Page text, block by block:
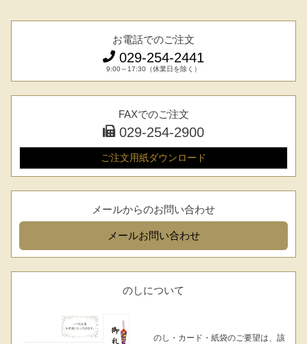
029-254-2441
受付：9:00～17:30 (日曜日を除く)
お問合せフォーム
お電話でのご注文
029-254-2441
9:00～17:30（休業日を除く）
FAXでのご注文
029-254-2900
ご注文用紙ダウンロード
メールからのお問い合わせ
メールお問い合わせ
のしについて
のし・カード・紙袋のご要望は、該